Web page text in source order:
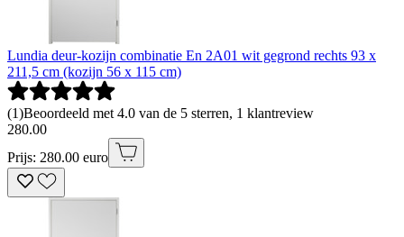
Lundia deur-kozijn combinatie En 2A01 wit gegrond rechts 93 x
211,5 cm (kozijn 56 x 115 cm)
(1)Beoordeeld met 4.0 van de 5 sterren, 1 klantreview
280.00
Prijs: 280.00 euro